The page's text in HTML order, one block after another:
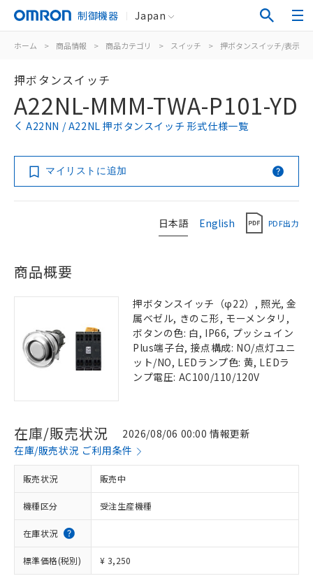
制御機器 Japan
ホーム > 商品情報 > 商品カテゴリ > スイッチ > 押ボタンスイッチ/表示灯
押ボタンスイッチ
A22NL-MMM-TWA-P101-YD
A22NN / A22NL 押ボタンスイッチ 形式仕様一覧
マイリストに追加
日本語 English PDF出力
商品概要
押ボタンスイッチ（φ22）, 照光, 金
属ベゼル, きのこ形, モーメンタリ,
ボタンの色: 白, IP66, プッシュイン
Plus端子台, 接点構成: NO/点灯ユニ
ット/NO, LEDランプ色: 黄, LEDラ
ンプ電圧: AC100/110/120V
在庫/販売状況
2026/08/06 00:00 情報更新
在庫/販売状況 ご利用条件
販売状況 販売中
機種区分 受注生産機種
在庫状況
標準価格(税別) ¥ 3,250